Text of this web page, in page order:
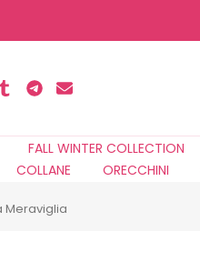
FALL WINTER COLLECTION
COLLANE ORECCHINI
Meraviglia